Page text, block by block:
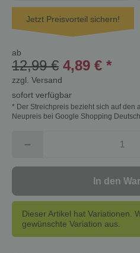
Jetzt Preisvorteil sichern!
ab
12,99 € 4,89 € *
zzgl. Versand
sofort verfügbar
* Der Streichpreis bezieht sich auf den
Neupreis bei Google Shopping
In den
Dieser Artikel hat Variationen.
gewünschte Variation aus.